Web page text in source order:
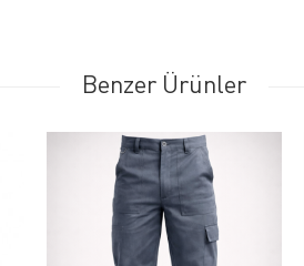
Benzer Ürünler